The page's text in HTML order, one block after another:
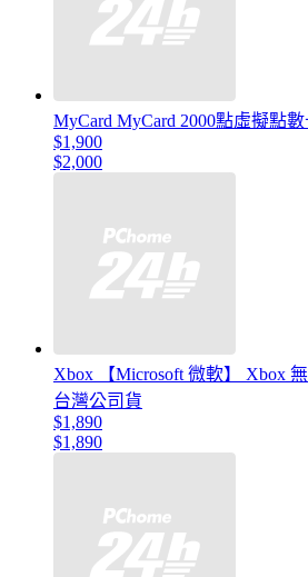
MyCard MyCard 2000點虛擬點
$1,900
$2,000
Xbox 【Microsoft 微軟】 Xbox
台灣公司貨
$1,890
$1,890